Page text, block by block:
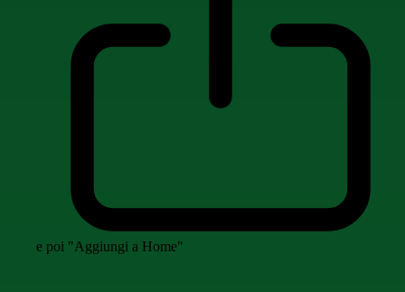
e poi "Aggiungi a Home"